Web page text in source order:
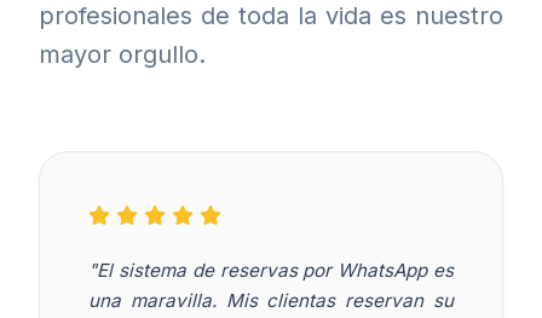
profesionales de toda la vida es nuestro
mayor orgullo.
"El sistema de reservas por WhatsApp es
una maravilla. Mis clientas reservan su